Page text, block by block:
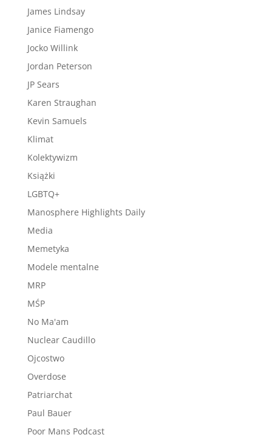
James Lindsay
Janice Fiamengo
Jocko Willink
Jordan Peterson
JP Sears
Karen Straughan
Kevin Samuels
Klimat
Kolektywizm
Książki
LGBTQ+
Manosphere Highlights Daily
Media
Memetyka
Modele mentalne
MRP
MŚP
No Ma'am
Nuclear Caudillo
Ojcostwo
Overdose
Patriarchat
Paul Bauer
Poor Mans Podcast